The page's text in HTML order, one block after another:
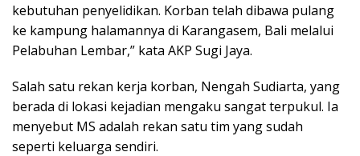
kebutuhan penyelidikan. Korban telah dibawa pulang
ke kampung halamannya di Karangasem, Bali melalui
Pelabuhan Lembar,” kata AKP Sugi Jaya.
Salah satu rekan kerja korban, Nengah Sudiarta, yang
berada di lokasi kejadian mengaku sangat terpukul. Ia
menyebut MS adalah rekan satu tim yang sudah
seperti keluarga sendiri.